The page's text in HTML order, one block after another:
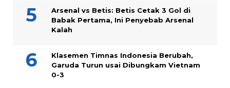
Arsenal vs Betis: Betis Cetak 3 Gol di
Babak Pertama, Ini Penyebab Arsenal
Kalah
Klasemen Timnas Indonesia Berubah,
Garuda Turun usai Dibungkam Vietnam
0-3